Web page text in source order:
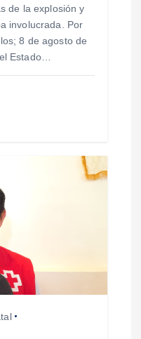
de la explosión y
involucrada. Por
8 de agosto de
Estado…